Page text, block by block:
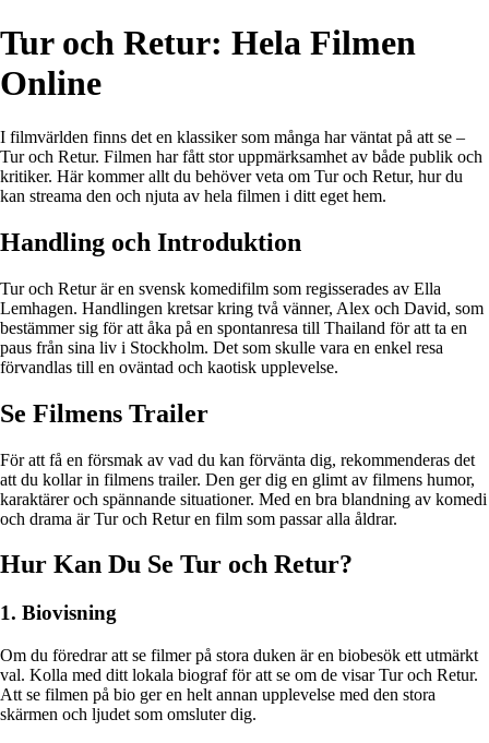
Tur och Retur: Hela Filmen
Online
I filmvärlden finns det en klassiker som många har väntat på att se –
Tur och Retur. Filmen har fått stor uppmärksamhet av både publik och
kritiker. Här kommer allt du behöver veta om Tur och Retur, hur du
kan streama den och njuta av hela filmen i ditt eget hem.
Handling och Introduktion
Tur och Retur är en svensk komedifilm som regisserades av Ella
Lemhagen. Handlingen kretsar kring två vänner, Alex och David, som
bestämmer sig för att åka på en spontanresa till Thailand för att ta en
paus från sina liv i Stockholm. Det som skulle vara en enkel resa
förvandlas till en oväntad och kaotisk upplevelse.
Se Filmens Trailer
För att få en försmak av vad du kan förvänta dig, rekommenderas det
att du kollar in filmens trailer. Den ger dig en glimt av filmens humor,
karaktärer och spännande situationer. Med en bra blandning av komedi
och drama är Tur och Retur en film som passar alla åldrar.
Hur Kan Du Se Tur och Retur?
1. Biovisning
Om du föredrar att se filmer på stora duken är en biobesök ett utmärkt
val. Kolla med ditt lokala biograf för att se om de visar Tur och Retur.
Att se filmen på bio ger en helt annan upplevelse med den stora
skärmen och ljudet som omsluter dig.